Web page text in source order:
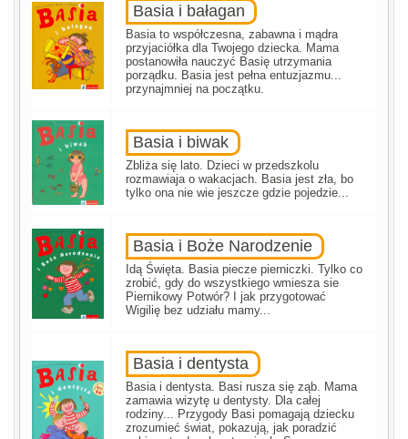
Basia i bałagan
Basia to współczesna, zabawna i mądra
przyjaciółka dla Twojego dziecka. Mama
postanowiła nauczyć Basię utrzymania
porządku. Basia jest pełna entuzjazmu...
przynajmniej na początku.
Basia i biwak
Zbliża się lato. Dzieci w przedszkolu
rozmawiaja o wakacjach. Basia jest zła, bo
tylko ona nie wie jeszcze gdzie pojedzie...
Basia i Boże Narodzenie
Idą Święta. Basia piecze pierniczki. Tylko co
zrobić, gdy do wszystkiego wmiesza sie
Piernikowy Potwór? I jak przygotować
Wigilię bez udziału mamy...
Basia i dentysta
Basia i dentysta. Basi rusza się ząb. Mama
zamawia wizytę u dentysty. Dla całej
rodziny... Przygody Basi pomagają dziecku
zrozumieć świat, pokazują, jak poradzić